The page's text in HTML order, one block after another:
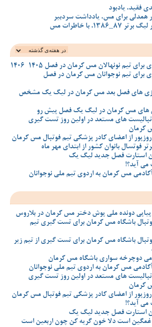
فقید، یادبود
همدلی برای مس، یادداشت سردبیر
با خاطرات مس
تیم نونهالان مس کرمان در فصل 1405-1406
برای تیم نوجوانان مس کرمان در فصل
بازی های فصل بعد مس کرمان در لیگ یک مشخص
های مس کرمان در لیگ یک فصل پیش رو
های مستعد در اولین روز تست گیری
کرمان
از اعضای کادر پزشکی تیم فوتبال مس کرمان
فوتسال بانوان کشور از ابتدای مهر ماه
استارت فصل جدید لیگ یک
مس کرمان به اردوی تیم ملی نوجوانان
دونده ملی پوش دختر مس کرمان در بلاروس
باشگاه مس کرمان برای تست گیری تیم
باشگاه مس کرمان برای تست گیری از تیم زیر
دوچرخه سواری باشگاه مس کرمان
مس کرمان به اردوی تیم ملی نوجوانان
های مستعد در اولین روز تست گیری
کرمان
از اعضای کادر پزشکی تیم فوتبال مس کرمان
استارت فصل جدید لیگ یک
غمگین است دلا خون گریه کن چون اربعین است